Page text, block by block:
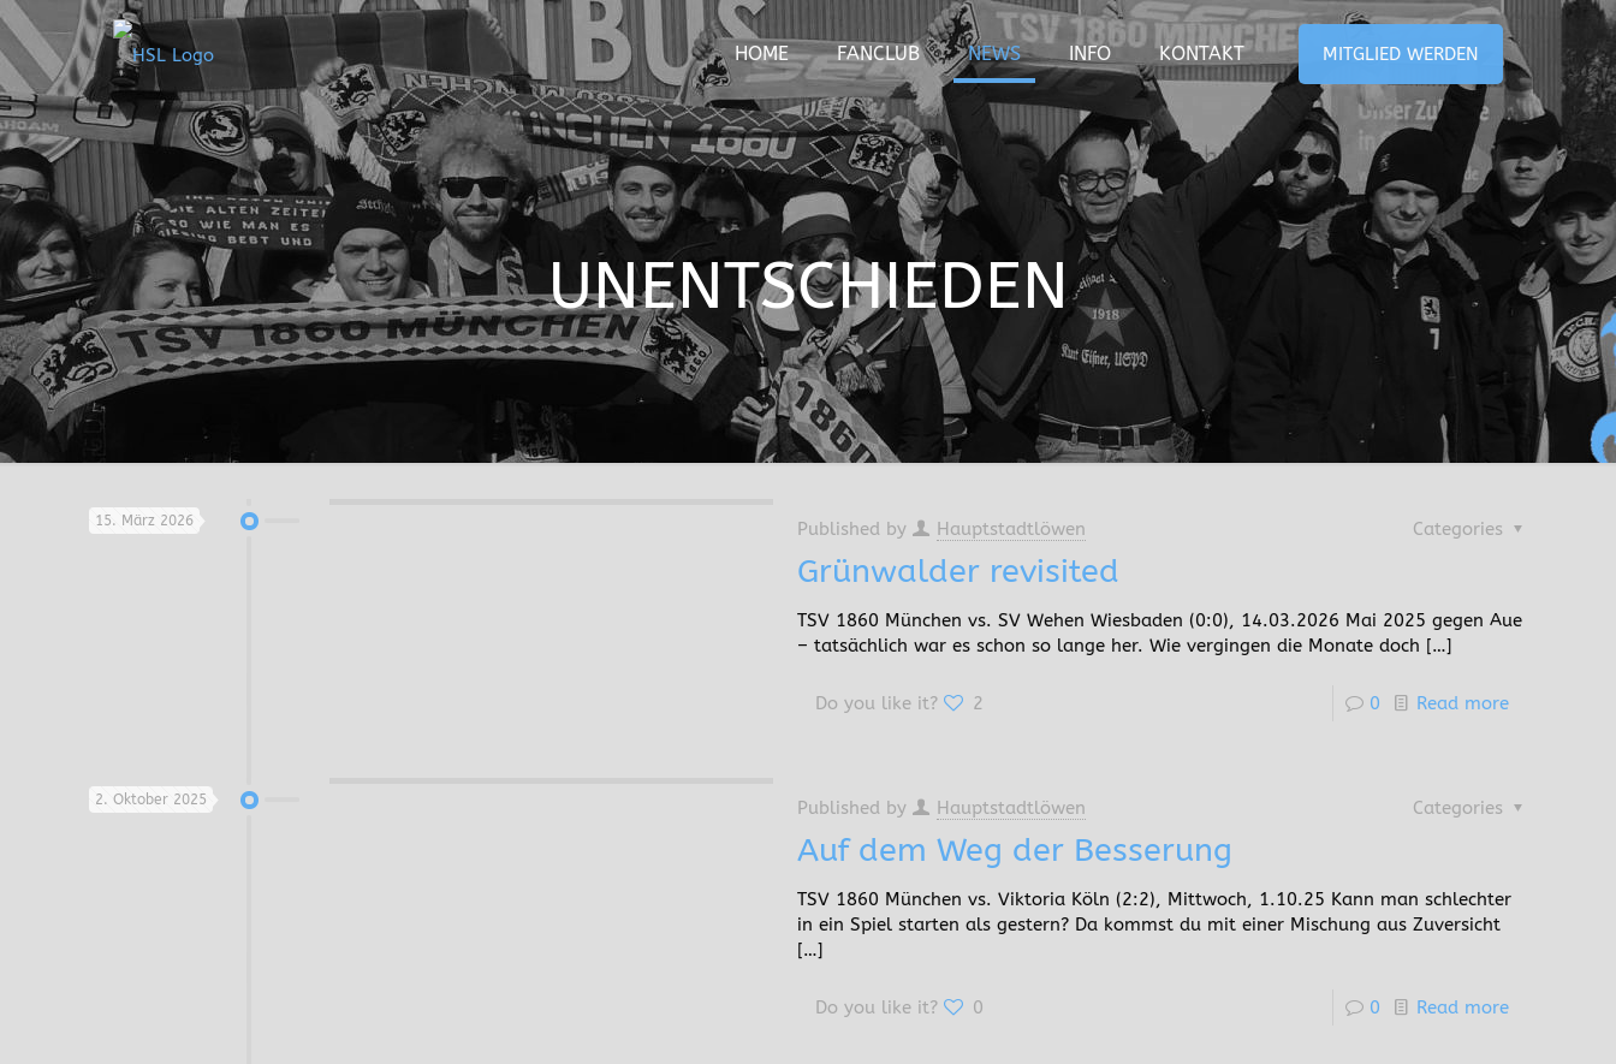
HOME FANCLUB NEWS INFO KONTAKT MITGLIED WERDEN
UNENTSCHIEDEN
15. März 2026 Published by Hauptstadtlöwen Categories
Grünwalder revisited
TSV 1860 München vs. SV Wehen Wiesbaden (0:0), 14.03.2026 Mai 2025 gegen Aue
– tatsächlich war es schon so lange her. Wie vergingen die Monate doch […]
Do you like it? 2 0 Read more
2. Oktober 2025 Published by Hauptstadtlöwen Categories
Auf dem Weg der Besserung
TSV 1860 München vs. Viktoria Köln (2:2), Mittwoch, 1.10.25 Kann man schlechter
in ein Spiel starten als gestern? Da kommst du mit einer Mischung aus Zuversicht
[…]
Do you like it? 0 0 Read more